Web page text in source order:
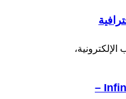
مراجعة موقع انفني ارك Infiniarc –